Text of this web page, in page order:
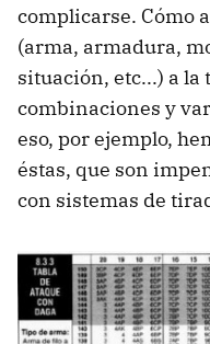
complicarse. Cómo
(arma, armadura,
situación, etc...) a
combinaciones y
eso, por ejemplo,
éstas, que son
con sistemas de